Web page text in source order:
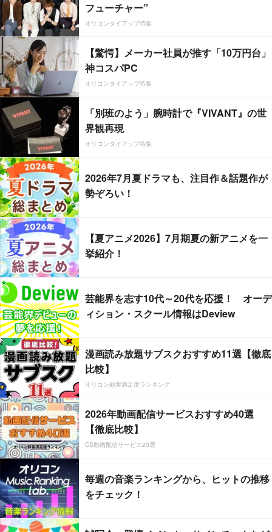
フューチャー”
オリコンタイアップ特集
【驚愕】メーカー社員が推す「10万円台」
神コスパPC
オリコンタイアップ特集
「別班のよう」腕時計で『VIVANT』の世
界観再現
オリコンタイアップ特集
2026年7月夏ドラマも、注目作＆話題作が
勢ぞろい！
【夏アニメ2026】7月期夏の新アニメを一
挙紹介！
芸能界を志す10代～20代を応援！ オーデ
ィション・スクール情報はDeview
漫画読み放題サブスクおすすめ11選【徹底
比較】
オリコン顧客満足度ランキング
2026年動画配信サービスおすすめ40選
【徹底比較】
CS動画配信サービス20選
毎週の音楽ランキングから、ヒットの推移
をチェック！